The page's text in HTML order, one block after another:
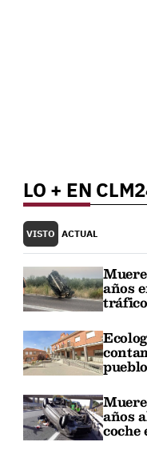
LO + EN
VISTO ACTUAL
años
años
coche